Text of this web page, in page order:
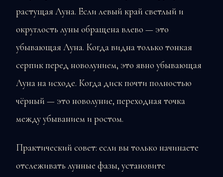
растущая Луна. Если левый край светлый и
округлость луны обращена влево — это
убывающая Луна. Когда видна только тонкая
серпик перед новолунием, это явно убывающая
Луна на исходе. Когда диск почти полностью
чёрный — это новолуние, переходная точка
между убыванием и ростом.
Практический совет: если вы только начинаете
отслеживать лунные фазы, установите